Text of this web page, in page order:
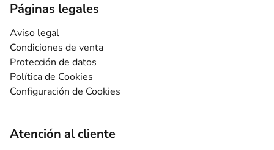
Páginas legales
Aviso legal
Condiciones de venta
Protección de datos
Política de Cookies
Configuración de Cookies
Atención al cliente